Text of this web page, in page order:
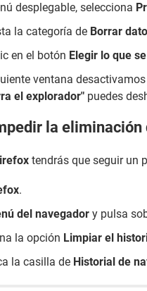
desplegable, selecciona
la categoría de Borrar
en el botón Elegir lo que
ventana
el explorador" puedes
la
tendrás que seguir un
.
del navegador y pulsa
la opción Limpiar el
la casilla de Historial de